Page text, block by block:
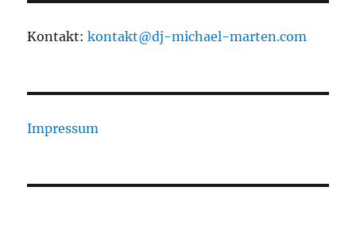
Kontakt:kontakt@dj-michael-marten.com
Impressum